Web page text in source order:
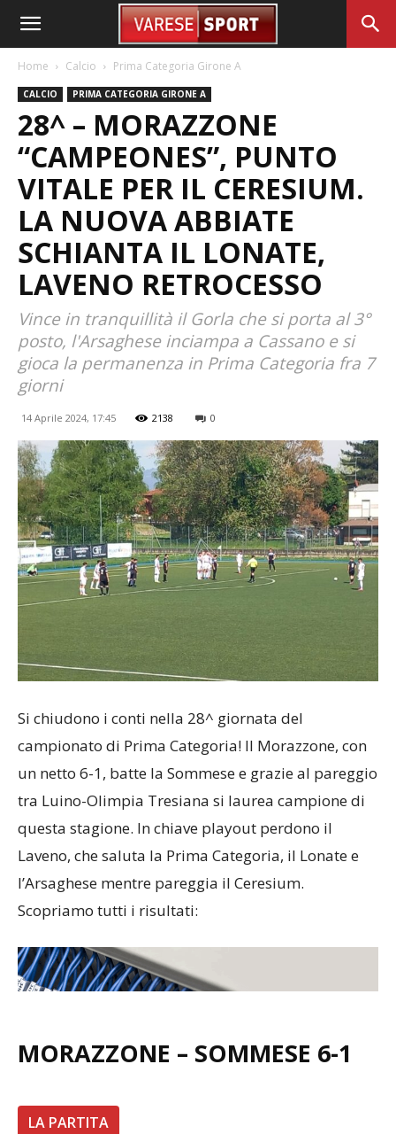
Home Calcio Prima Categoria Girone A
CALCIO PRIMA CATEGORIA GIRONE A
28^ – MORAZZONE
“CAMPEONES”, PUNTO
VITALE PER IL CERESIUM.
LA NUOVA ABBIATE
SCHIANTA IL LONATE,
LAVENO RETROCESSO
Vince in tranquillità il Gorla che si porta al 3°
posto, l'Arsaghese inciampa a Cassano e si
gioca la permanenza in Prima Categoria fra 7
giorni
14 Aprile 2024, 17:45 2138 0
Si chiudono i conti nella 28^ giornata del
campionato di Prima Categoria! Il Morazzone, con
un netto 6-1, batte la Sommese e grazie al pareggio
tra Luino-Olimpia Tresiana si laurea campione di
questa stagione. In chiave playout perdono il
Laveno, che saluta la Prima Categoria, il Lonate e
l’Arsaghese mentre pareggia il Ceresium.
Scopriamo tutti i risultati:
MORAZZONE – SOMMESE 6-1
LA PARTITA